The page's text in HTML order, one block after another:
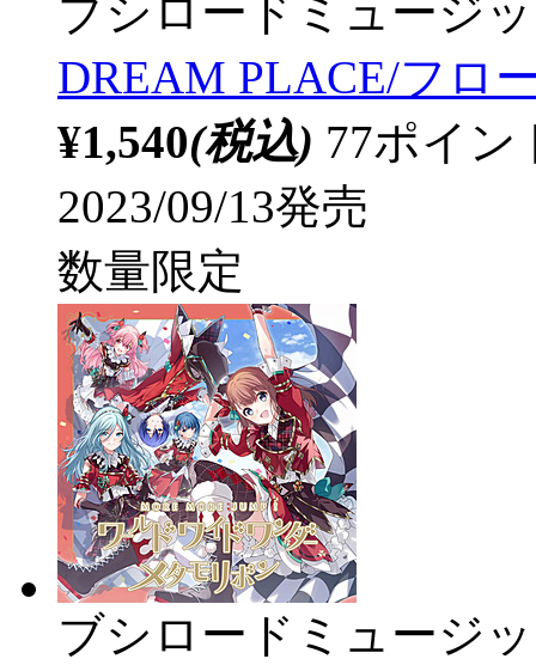
ブシロードミュージ
DREAM PLACE/フロ
¥1,540(税込) 77ポイ
2023/09/13発売
数量限定
ブシロードミュージ